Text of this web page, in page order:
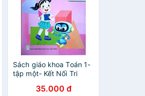
Sách giáo khoa Toán 1-
tập một- Kết Nối Tri
(Kèm Nilon bọc Sách)
35.000 đ